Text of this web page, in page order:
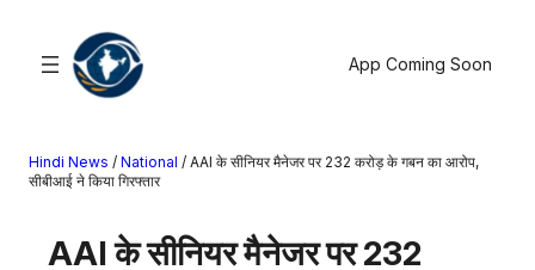
खोजें
मनोरंजन
App Coming Soon
Hindi News / National / AAI के सीनियर मैनेजर पर 232 करोड़ के गबन का आरोप,
सीबीआई ने किया गिरफ्तार
AAI के सीनियर मैनेजर पर 232